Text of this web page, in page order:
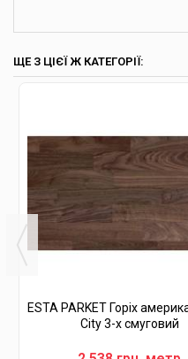
ЩЕ З ЦІЄЇ Ж КАТЕГОРІЇ:
ESTA PARKET Горіх
City 3-х смуговий